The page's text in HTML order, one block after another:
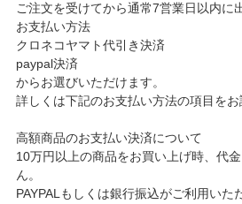
ご注文を受けてから通常7営業日以内に
お支払い方法
クロネコヤマト代引き決済
paypal決済
からお選びいただけます。
詳しくは下記のお支払い方法の項目をお
高額商品のお支払い決済について
10万円以上の商品をお買い上げ時、代
ん。
PAYPALもしくは銀行振込がご利用いた